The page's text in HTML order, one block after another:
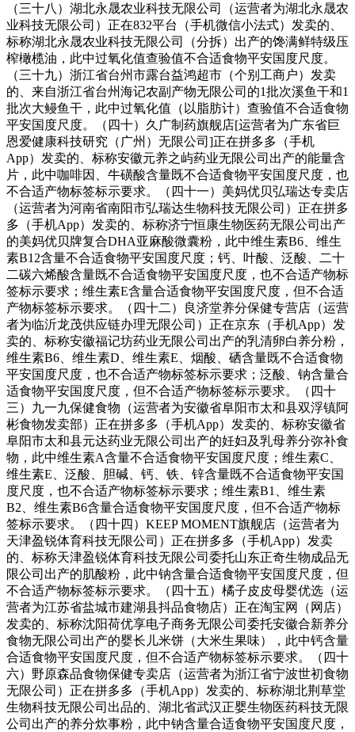
（三十八）湖北永晟农业科技无限公司（运营者为湖北永晟农
业科技无限公司）正在832平台（手机微信小法式）发卖的、
标称湖北永晟农业科技无限公司（分拆）出产的馋满鲜特级压
榨橄榄油，此中过氧化值查验值不合适食物平安国度尺度。
（三十九）浙江省台州市露台益鸿超市（个别工商户）发卖
的、来自浙江省台州海记农副产物无限公司的1批次溪鱼干和1
批次大鳗鱼干，此中过氧化值（以脂肪计）查验值不合适食物
平安国度尺度。（四十）久广制药旗舰店[运营者为广东省巨
恩爱健康科技研究（广州）无限公司]正在拼多多（手机
App）发卖的、标称安徽元养之屿药业无限公司出产的能量含
片，此中咖啡因、牛磺酸含量既不合适食物平安国度尺度，也
不合适产物标签标示要求。（四十一）美妈优贝弘瑞达专卖店
（运营者为河南省南阳市弘瑞达生物科技无限公司）正在拼多
多（手机App）发卖的、标称济宁恒康生物医药无限公司出产
的美妈优贝牌复合DHA亚麻酸微囊粉，此中维生素B6、维生
素B12含量不合适食物平安国度尺度；钙、叶酸、泛酸、二十
二碳六烯酸含量既不合适食物平安国度尺度，也不合适产物标
签标示要求；维生素E含量合适食物平安国度尺度，但不合适
产物标签标示要求。（四十二）良济堂养分保健专营店（运营
者为临沂龙茂供应链办理无限公司）正在京东（手机App）发
卖的、标称安徽福记坊药业无限公司出产的乳清卵白养分粉，
维生素B6、维生素D、维生素E、烟酸、硒含量既不合适食物
平安国度尺度，也不合适产物标签标示要求；泛酸、钠含量合
适食物平安国度尺度，但不合适产物标签标示要求。（四十
三）九一九保健食物（运营者为安徽省阜阳市太和县双浮镇阿
彬食物发卖部）正在拼多多（手机App）发卖的、标称安徽省
阜阳市太和县元达药业无限公司出产的妊妇及乳母养分弥补食
物，此中维生素A含量不合适食物平安国度尺度；维生素C、
维生素E、泛酸、胆碱、钙、铁、锌含量既不合适食物平安国
度尺度，也不合适产物标签标示要求；维生素B1、维生素
B2、维生素B6含量合适食物平安国度尺度，但不合适产物标
签标示要求。（四十四）KEEP MOMENT旗舰店（运营者为
天津盈锐体育科技无限公司）正在拼多多（手机App）发卖
的、标称天津盈锐体育科技无限公司委托山东正奇生物成品无
限公司出产的肌酸粉，此中钠含量合适食物平安国度尺度，但
不合适产物标签标示要求。（四十五）橘子皮皮母婴优选（运
营者为江苏省盐城市建湖县抖品食物店）正在淘宝网（网店）
发卖的、标称沈阳荷优享电子商务无限公司委托安徽合新养分
食物无限公司出产的婴长儿米饼（大米生果味），此中钙含量
合适食物平安国度尺度，但不合适产物标签标示要求。（四十
六）野原森品食物保健专卖店（运营者为浙江省宁波世初食物
无限公司）正在拼多多（手机App）发卖的、标称湖北荆草堂
生物科技无限公司出品的、湖北省武汉正婴生物医药科技无限
公司出产的养分炊事粉，此中钠含量合适食物平安国度尺度，